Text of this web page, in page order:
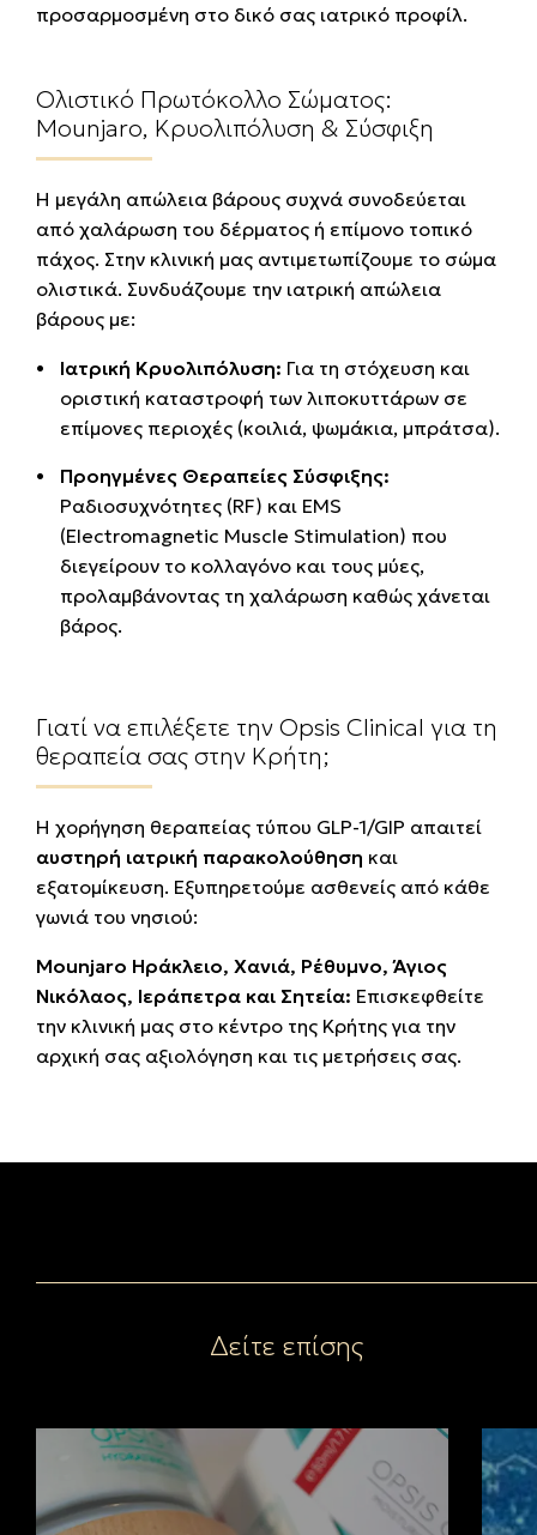
προσαρμοσμένη στο δικό σας ιατρικό προφίλ.
Ολιστικό Πρωτόκολλο Σώματος:
Mounjaro, Κρυολιπόλυση & Σύσφιξη
Η μεγάλη απώλεια βάρους συχνά συνοδεύεται
από χαλάρωση του δέρματος ή επίμονο τοπικό
πάχος. Στην κλινική μας αντιμετωπίζουμε το σώμα
ολιστικά. Συνδυάζουμε την ιατρική απώλεια
βάρους με:
Ιατρική Κρυολιπόλυση: Για τη στόχευση και
οριστική καταστροφή των λιποκυττάρων σε
επίμονες περιοχές (κοιλιά, ψωμάκια, μπράτσα).
Προηγμένες Θεραπείες Σύσφιξης:
Ραδιοσυχνότητες (RF) και EMS
(Electromagnetic Muscle Stimulation) που
διεγείρουν το κολλαγόνο και τους μύες,
προλαμβάνοντας τη χαλάρωση καθώς χάνεται
βάρος.
Γιατί να επιλέξετε την Opsis Clinical για τη
θεραπεία σας στην Κρήτη;
Η χορήγηση θεραπείας τύπου GLP-1/GIP απαιτεί
αυστηρή ιατρική παρακολούθηση και
εξατομίκευση. Εξυπηρετούμε ασθενείς από κάθε
γωνιά του νησιού:
Mounjaro Ηράκλειο, Χανιά, Ρέθυμνο, Άγιος
Νικόλαος, Ιεράπετρα και Σητεία: Επισκεφθείτε
την κλινική μας στο κέντρο της Κρήτης για την
αρχική σας αξιολόγηση και τις μετρήσεις σας.
Δείτε επίσης